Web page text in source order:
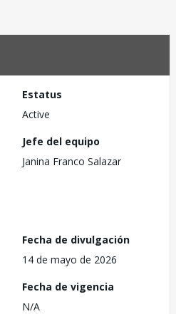
Estatus
Active
Jefe del equipo
Janina Franco Salazar
Fecha de divulgación
14 de mayo de 2026
Fecha de vigencia
N/A